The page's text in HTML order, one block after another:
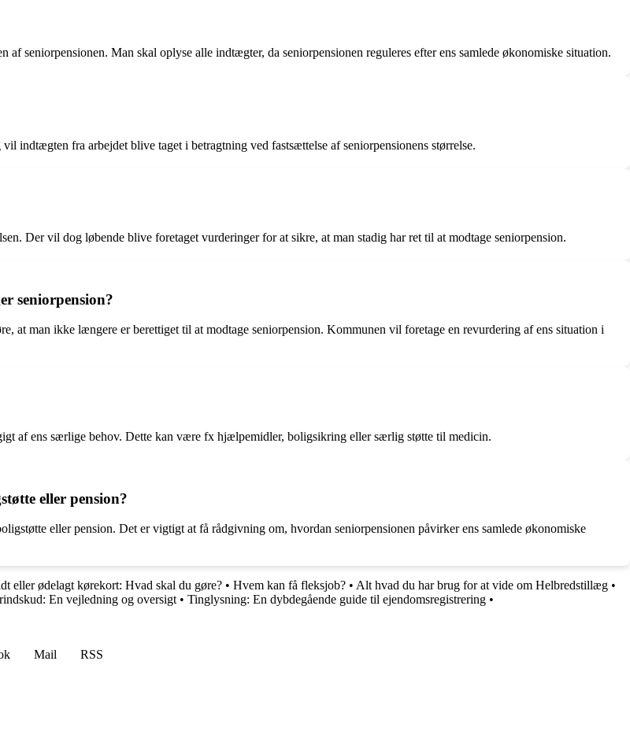
seniorpensionen. Man skal oplyse alle indtægter, da seniorpensionen reguleres efter ens samlede økonomiske situation.
indtægten fra arbejdet blive taget i betragtning ved fastsættelse af seniorpensionens størrelse.
Der vil dog løbende blive foretaget vurderinger for at sikre, at man stadig har ret til at modtage seniorpension.
seniorpension?
at man ikke længere er berettiget til at modtage seniorpension. Kommunen vil foretage en revurdering af ens situation i
af ens særlige behov. Dette kan være fx hjælpemidler, boligsikring eller særlig støtte til medicin.
eller pension?
eller pension. Det er vigtigt at få rådgivning om, hvordan seniorpensionen påvirker ens samlede økonomiske
eller ødelagt kørekort: Hvad skal du gøre? • Hvem kan få fleksjob? • Alt hvad du har brug for at vide om Helbredstillæg •
En vejledning og oversigt • Tinglysning: En dybdegående guide til ejendomsregistrering •
Mail
RSS